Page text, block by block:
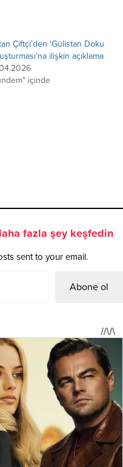
Çiftçi’den ‘Gülistan Doku
ilişkin açıklama
içinde
fazla şey keşfedin
sent to your email.
Abone ol